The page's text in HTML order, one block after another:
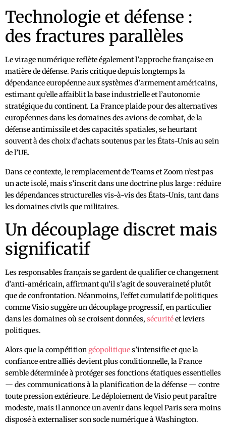
Technologie et défense :
des fractures parallèles
Le virage numérique reflète également l’approche française en
matière de défense. Paris critique depuis longtemps la
dépendance européenne aux systèmes d’armement américains,
estimant qu’elle affaiblit la base industrielle et l’autonomie
stratégique du continent. La France plaide pour des alternatives
européennes dans les domaines des avions de combat, de la
défense antimissile et des capacités spatiales, se heurtant
souvent à des choix d’achats soutenus par les États-Unis au sein
de l’UE.
Dans ce contexte, le remplacement de Teams et Zoom n’est pas
un acte isolé, mais s’inscrit dans une doctrine plus large : réduire
les dépendances structurelles vis-à-vis des États-Unis, tant dans
les domaines civils que militaires.
Un découplage discret mais
significatif
Les responsables français se gardent de qualifier ce changement
d’anti-américain, affirmant qu’il s’agit de souveraineté plutôt
que de confrontation. Néanmoins, l’effet cumulatif de politiques
comme Visio suggère un découplage progressif, en particulier
dans les domaines où se croisent données, sécuritéet leviers
politiques.
Alors que la compétitiongéopolitiques’intensifie et que la
confiance entre alliés devient plus conditionnelle, la France
semble déterminée à protéger ses fonctions étatiques essentielles
— des communications à la planification de la défense — contre
toute pression extérieure. Le déploiement de Visio peut paraître
modeste, mais il annonce un avenir dans lequel Paris sera moins
disposé à externaliser son socle numérique à Washington.